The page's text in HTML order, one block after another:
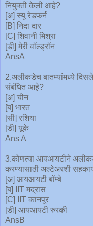
नियुक्ती केली आहे?
[अ] स्यू रेडफर्न
[B] निदा दार
[C] शिवानी मिश्रा
[डी] मेरी वॉल्ड्रॉन
AnsA
2.अलीकडेच बातम्यांमध्ये
संबंधित आहे?
[अ] चीन
[ब] भारत
[सी] रशिया
[डी] यूके
Ans A
3.कोणत्या आयआयटीने
करण्यासाठी अल्टेअरशी
[अ] आयआयटी बॉम्बे
[ब] IIT मद्रास
[C] IIT कानपूर
[डी] आयआयटी रुरकी
AnsB